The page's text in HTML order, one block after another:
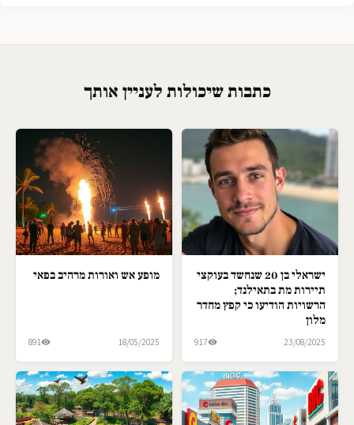
כתבות שיכולות לעניין אותך
ישראלי בן 20 שנחשד בעוקצי
תיירות מת בתאילנד;
הרשויות הודיעו כי קפץ מחדר
מלון
23/08/2025
917
מופע אש ואורות מרהיב בפאי
18/05/2025
891